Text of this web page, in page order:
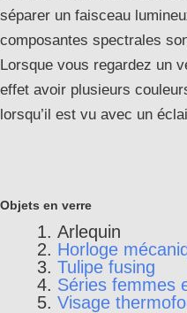
séparer un faisceau
composantes spectrales
Lorsque vous regardez un
effet avoir plusieurs
lorsqu’il est vu avec un
Objets en verre
Arlequin
Horloge
Tulipe fusing
Séries femmes
Visage